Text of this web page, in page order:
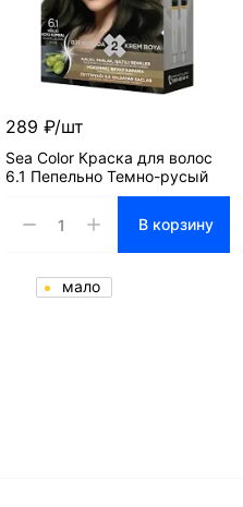
289 ₽/шт
Sea Color Краска для волос
6.1 Пепельно Темно-русый
В корзину
мало